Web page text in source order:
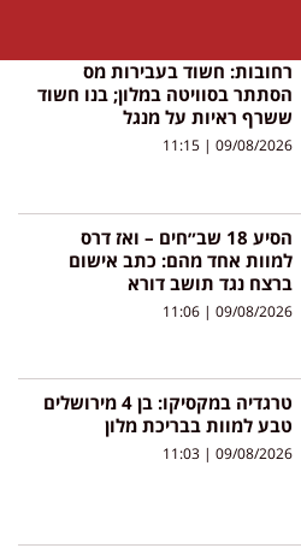
רחובות: חשוד בעבירות מס
הסתתר בסוויטה במלון; בנו חשוד
ששרף ראיות על מנגל
09/08/2026
הסיע 18 שב״חים – ואז דרס
למוות אחד מהם: כתב אישום
ברצח נגד תושב דורא
09/08/2026
טרגדיה במקסיקו: בן 4 מירושלים
טבע למוות בבריכת מלון
09/08/2026